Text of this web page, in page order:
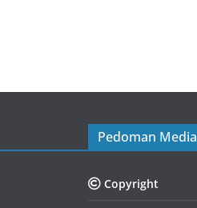
Pedoman Media
Copyright